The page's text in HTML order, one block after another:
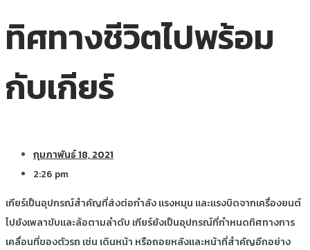
ทิศทางชีวิตไปพร้อม
กับเกียร์
กุมภาพันธ์ 18, 2021
2:26 pm
เกียร์เป็นอุปกรณ์สำคัญที่ส่งต่อกำลัง แรงหมุน และแรงบิดจากเครื่องยนต์
ไปยังเพลาขับและล้อตามลำดับ เกียร์ยังเป็นอุปกรณ์ที่กำหนดทิศทางการ
เคลื่อนที่ของตัวรถ เช่น เดินหน้า หรือถอยหลังและหน้าที่สำคัญอีกอย่าง